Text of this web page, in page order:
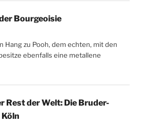
Bourgeoisie
Hang zu Pooh, dem echten, mit den
ebenfalls eine metallene
Rest der Welt: Die Bruder-